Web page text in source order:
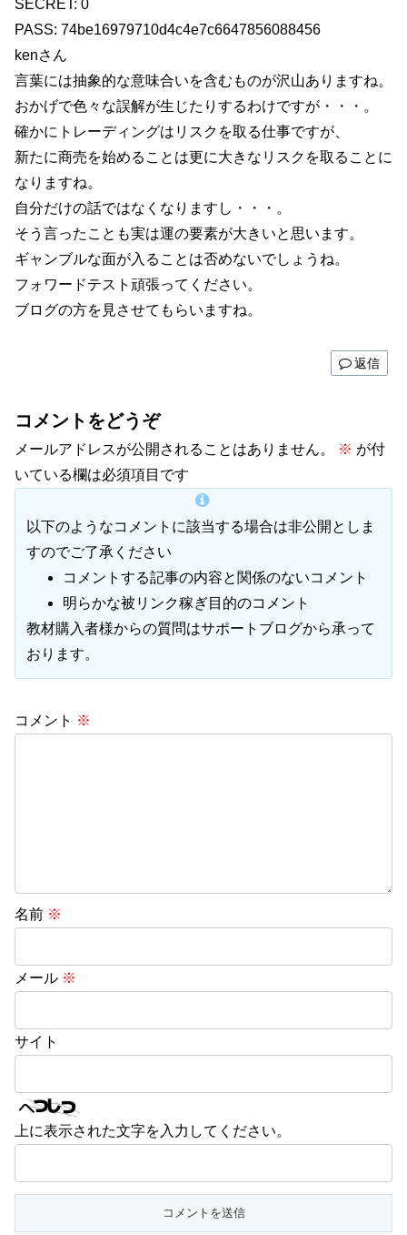
SECRET: 0
PASS: 74be16979710d4c4e7c6647856088456
kenさん
言葉には抽象的な意味合いを含むものが沢山ありますね。
おかげで色々な誤解が生じたりするわけですが・・・。
確かにトレーディングはリスクを取る仕事ですが、
新たに商売を始めることは更に大きなリスクを取ることに
なりますね。
自分だけの話ではなくなりますし・・・。
そう言ったことも実は運の要素が大きいと思います。
ギャンブルな面が入ることは否めないでしょうね。
フォワードテスト頑張ってください。
ブログの方を見させてもらいますね。
返信
コメントをどうぞ
メールアドレスが公開されることはありません。 ※ が付
いている欄は必須項目です
以下のようなコメントに該当する場合は非公開としま
すのでご了承ください
コメントする記事の内容と関係のないコメント
明らかな被リンク稼ぎ目的のコメント
教材購入者様からの質問はサポートブログから承って
おります。
コメント ※
名前 ※
メール ※
サイト
上に表示された文字を入力してください。